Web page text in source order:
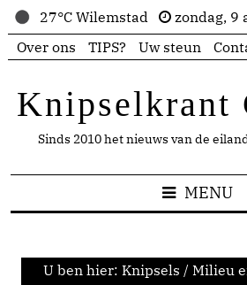
27°C Wilemstad
zondag, 9
Over ons
TIPS? Uw steun
Knipselkrant
Sinds 2010 het nieuws van de
MENU
U ben hier: Knipsels / Milieu